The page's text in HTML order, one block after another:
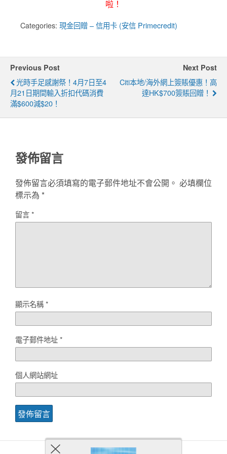
啦！
Categories: 現金回贈 – 信用卡 (安信 Primecredit)
Previous Post
光時手足感謝祭！4月7日至4
月21日期間輸入折扣代碼消費
滿$600減$20！
Next Post
Citi本地/海外網上簽賬優惠！高
達HK$700簽賬回贈！
發佈留言
發佈留言必須填寫的電子郵件地址不會公開。 必填欄位
標示為 *
留言*
顯示名稱*
電子郵件地址*
個人網站網址